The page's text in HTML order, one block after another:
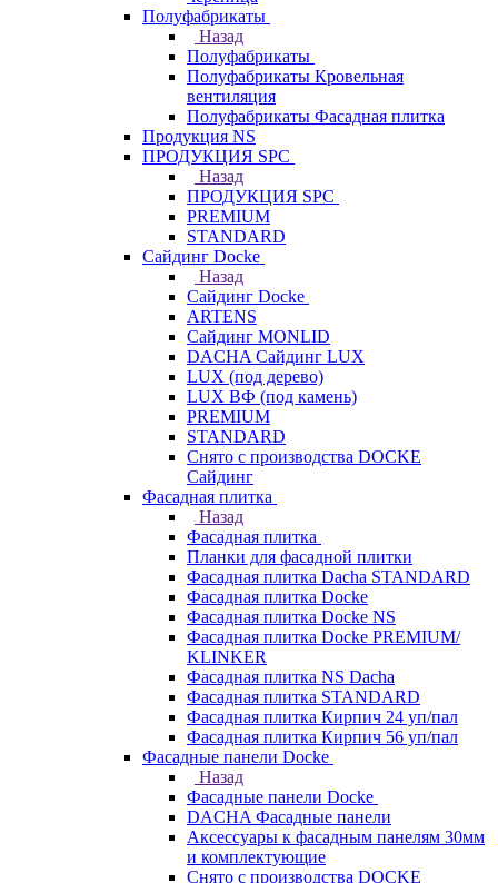
Полуфабрикаты
Назад
Полуфабрикаты
Полуфабрикаты Кровельная
вентиляция
Полуфабрикаты Фасадная плитка
Продукция NS
ПРОДУКЦИЯ SPC
Назад
ПРОДУКЦИЯ SPC
PREMIUM
STANDARD
Сайдинг Docke
Назад
Сайдинг Docke
ARTENS
Cайдинг MONLID
DACHA Сайдинг LUX
LUX (под дерево)
LUX ВФ (под камень)
PREMIUM
STANDARD
Снято с производства DOCKE
Сайдинг
Фасадная плитка
Назад
Фасадная плитка
Планки для фасадной плитки
Фасадная плитка Dacha STANDARD
Фасадная плитка Docke
Фасадная плитка Docke NS
Фасадная плитка Docke PREMIUM/
KLINKER
Фасадная плитка NS Dacha
Фасадная плитка STANDARD
Фасадная плитка Кирпич 24 уп/пал
Фасадная плитка Кирпич 56 уп/пал
Фасадные панели Docke
Назад
Фасадные панели Docke
DACHA Фасадные панели
Аксессуары к фасадным панелям 30мм
и комплектующие
Снято с производства DOCKE